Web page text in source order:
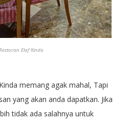
Elaf Kinda
memang agak mahal, Tapi
yang akan anda dapatkan. Jika
tidak ada salahnya untuk